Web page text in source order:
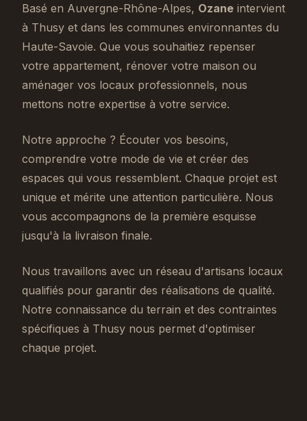
Basé en Auvergne-Rhône-Alpes, Ozane intervient
à Thusy et dans les communes environnantes du
Haute-Savoie. Que vous souhaitiez repenser
votre appartement, rénover votre maison ou
aménager vos locaux professionnels, nous
mettons notre expertise à votre service.
Notre approche ? Écouter vos besoins,
comprendre votre mode de vie et créer des
espaces qui vous ressemblent. Chaque projet est
unique et mérite une attention particulière. Nous
vous accompagnons de la première esquisse
jusqu'à la livraison finale.
Nous travaillons avec un réseau d'artisans locaux
qualifiés pour garantir des réalisations de qualité.
Notre connaissance du terrain et des contraintes
spécifiques à Thusy nous permet d'optimiser
chaque projet.